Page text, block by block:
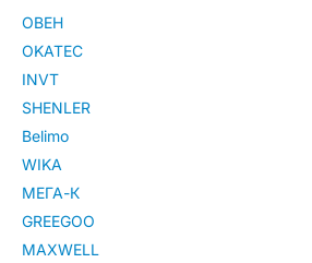
ОВЕН
OKATEC
INVT
SHENLER
Belimo
WIKA
МЕГА-К
GREEGOO
MAXWELL